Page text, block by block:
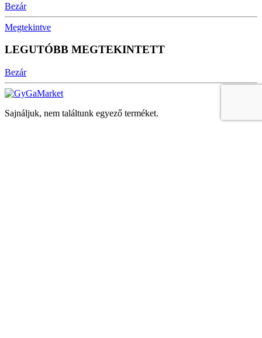
Bezár
Megtekintve
LEGUTÓBB MEGTEKINTETT
Bezár
Sajnáljuk, nem találtunk egyező terméket.